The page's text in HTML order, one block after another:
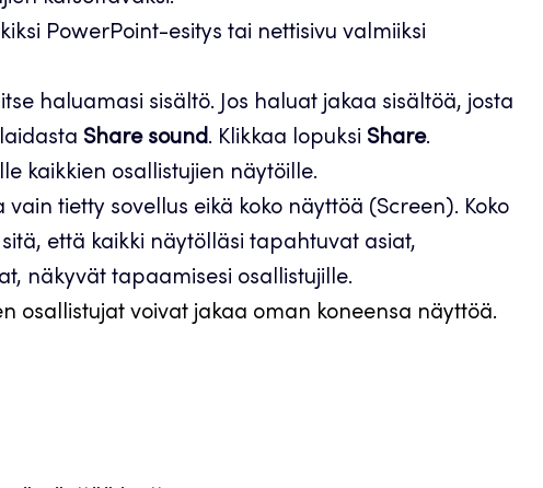
PowerPoint-esitys tai nettisivu valmiiksi
haluamasi sisältö. Jos haluat jakaa sisältöä, josta
Share sound. Klikkaa lopuksi Share.
kaikkien osallistujien näytöille.
tietty sovellus eikä koko näyttöä (Screen). Koko
että kaikki näytölläsi tapahtuvat asiat,
näkyvät tapaamisesi osallistujille.
osallistujat voivat jakaa oman koneensa näyttöä.